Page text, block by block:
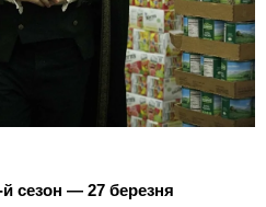
сезон — 27 березня